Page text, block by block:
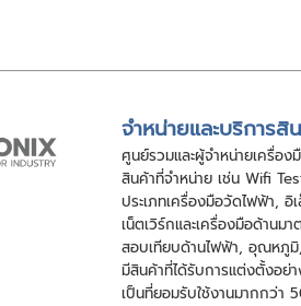
จําหน่ายและบริการสิ
ศูนย์รวมและผู้จําหน่ายเครื่อ
สินค้าที่จําหน่าย เช่น Wifi
ประเภทเครื่องมือวัดไฟฟ้า,
เน็ตเวิร์กและเครื่องมือด้านม
สอบเทียบด้านไฟฟ้า, อุณหภู
มีสินค้าที่ได้รับการแต่งตั้งอย่า
เป็นที่ยอมรับใช้งานมากกว่า